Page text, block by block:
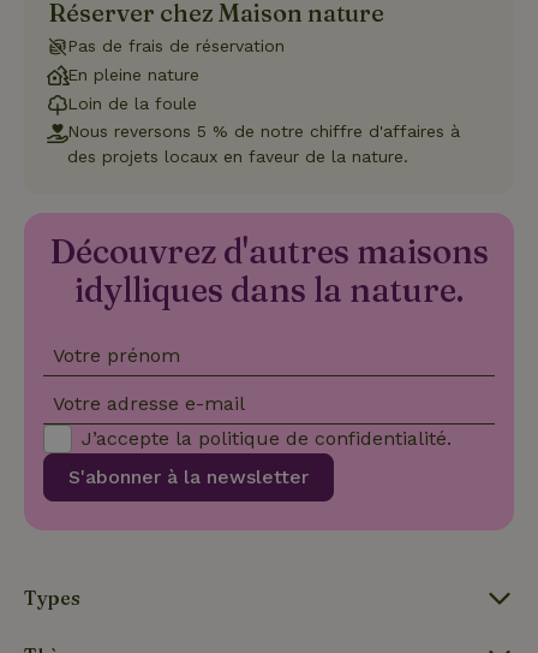
Réserver chez Maison nature
Pas de frais de réservation
En pleine nature
Loin de la foule
Nous reversons 5 % de notre chiffre d'affaires à
des projets locaux en faveur de la nature.
Découvrez d'autres maisons
idylliques dans la nature.
Votre prénom
Votre adresse e-mail
S'abonner à la newsletter
J’accepte la politique de confidentialité.
Types
Fonctionnalité
Les cookies strictement nécessaires habilitent des
fonctionnalités de base du site Web telles que la connexion
des utilisateurs et la gestion des comptes. Le site Web ne
Fournisseur/
Domaine
CookieScriptConsent
CookieScript
.maisonnature.fr
4
mémoriser